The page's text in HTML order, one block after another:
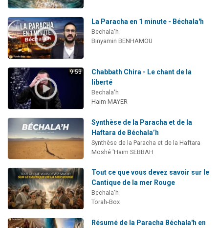
La Paracha en 1 minute - Béchala'h
Bechala'h
Binyamin BENHAMOU
9:53
Chabbath Chira - Le chant de la
liberté
Bechala'h
Haim MAYER
Synthèse de la Paracha et de la
Haftara de Béchala’h
Synthèse de la Paracha et de la Haftara
Moshé 'Haïm SEBBAH
Tout ce que vous devez savoir sur le
Cantique de la mer Rouge
Bechala'h
Torah-Box
Résumé de la Paracha Béchala'h en